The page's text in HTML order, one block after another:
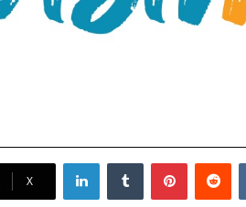
X
LinkedInTumblr Pinterest